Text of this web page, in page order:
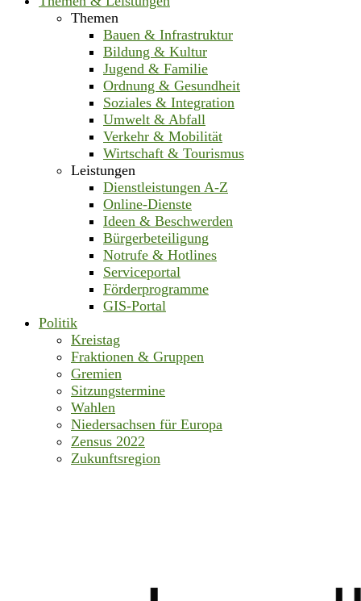
Themen
Bauen & Infrastruktur
Bildung & Kultur
Jugend & Familie
Ordnung & Gesundheit
Soziales & Integration
Umwelt & Abfall
Verkehr & Mobilität
Wirtschaft & Tourismus
Leistungen
Dienstleistungen A-Z
Online-Dienste
Ideen & Beschwerden
Bürgerbeteiligung
Notrufe & Hotlines
Serviceportal
Förderprogramme
GIS-Portal
Politik
Kreistag
Fraktionen & Gruppen
Gremien
Sitzungstermine
Wahlen
Niedersachsen für Europa
Zensus 2022
Zukunftsregion